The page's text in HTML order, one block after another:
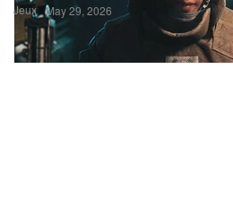
Jeux May 29, 2026